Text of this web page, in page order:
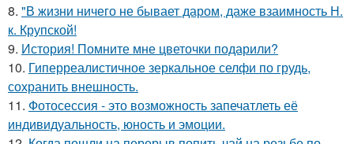
8. "В жизни ничего не бывает даром, даже взаимность Н.
к. Крупской!
9. История! Помните мне цветочки подарили?
10. Гиперреалистичное зеркальное селфи по грудь,
сохранить внешность.
11. Фотосессия - это возможность запечатлеть её
индивидуальность, юность и эмоции.